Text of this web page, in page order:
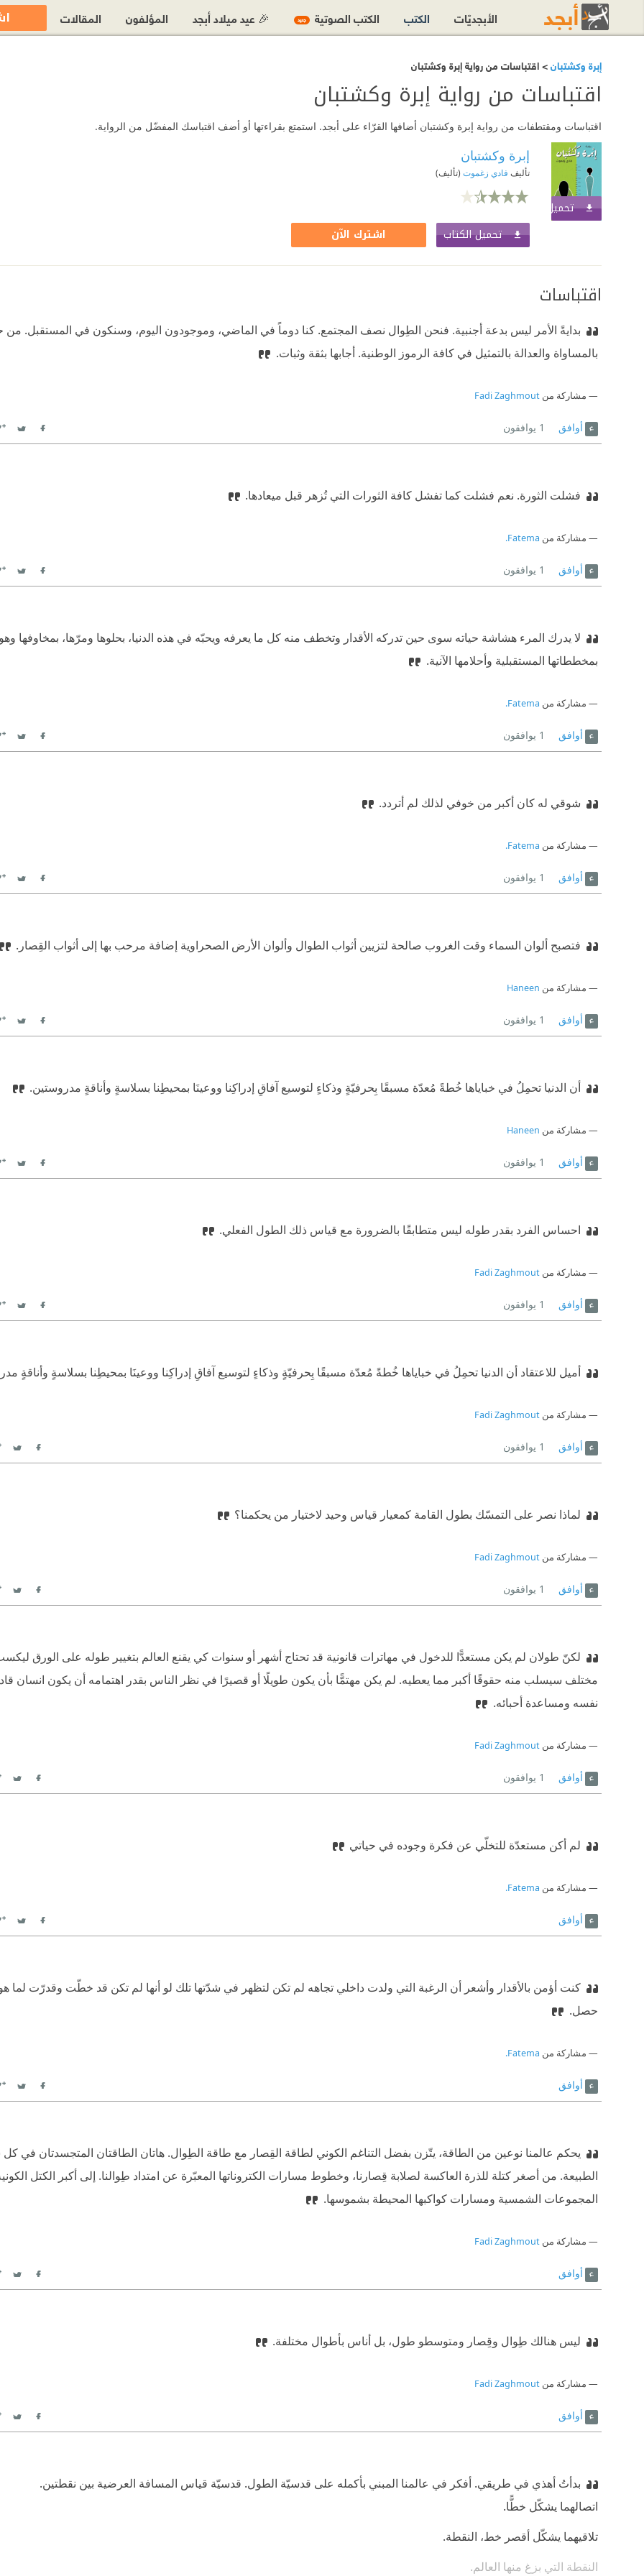
إبرة وكشتبان> اقتباسات من رواية إبرة وكشتبان
اقتباسات من رواية إبرة وكشتبان
اقتباسات ومقتطفات من رواية إبرة وكشتبان أضافها القرّاء على أبجد. استمتع بقراءتها أو أضف اقتباسك المفضّل من الرواية.
تحميل الكتاب اشترك الآن
إبرة وكشتبان
تأليف فادي زغموت (تأليف)
تحميل الكتاب اشترك الآن
اقتباسات
بدايةً الأمر ليس بدعة أجنبية. فنحن الطِوال نصف المجتمع. كنا دوماً في الماضي، وموجودون اليوم، وسنكون في المستقبل. من
بالمساواة والعدالة بالتمثيل في كافة الرموز الوطنية. أجابها بثقة وثبات.
مشاركة منFadi Zaghmout
Facebook
أوافق 1 يوافقون
فشلت الثورة. نعم فشلت كما تفشل كافة الثورات التي تُزهر قبل ميعادها.
مشاركة من Fatema.
Facebook
أوافق 1 يوافقون
لا يدرك المرء هشاشة حياته سوى حين تدركه الأقدار وتخطف منه كل ما يعرفه ويحبّه في هذه الدنيا، بحلوها ومرّها، بمخاوفها
بمخططاتها المستقبلية وأحلامها الآنية.
مشاركة من Fatema.
Facebook
أوافق 1 يوافقون
شوقي له كان أكبر من خوفي لذلك لم أتردد.
مشاركة من Fatema.
Facebook
أوافق 1 يوافقون
فتصبح ألوان السماء وقت الغروب صالحة لتزيين أثواب الطوال وألوان الأرض الصحراوية إضافة مرحب بها إلى أثواب القِصار.
مشاركة من Haneen
Facebook
أوافق 1 يوافقون
أن الدنيا تحمِلُ في خباياها خُطةً مُعدّة مسبقًا بِحرفيّةٍ وذكاءٍ لتوسيع آفاقِ إدراكِنا ووعينَا بمحيطِنا بسلاسةٍ وأناقةٍ مدروستين.
مشاركة من Haneen
Facebook
أوافق 1 يوافقون
احساس الفرد بقدر طوله ليس متطابقًا بالضرورة مع قياس ذلك الطول الفعلي.
مشاركة منFadi Zaghmout
Facebook
أوافق 1 يوافقون
أميل للاعتقاد أن الدنيا تحمِلُ في خباياها خُطةً مُعدّة مسبقًا بِحرفيّةٍ وذكاءٍ لتوسيع آفاقِ إدراكِنا ووعينَا بمحيطِنا بسلاسةٍ وأناقةٍ
مشاركة منFadi Zaghmout
أوافق 1 يوافقون
لماذا نصر على التمسّك بطول القامة كمعيار قياس وحيد لاختيار من يحكمنا؟
مشاركة منFadi Zaghmout
أوافق 1 يوافقون
لكنّ طولان لم يكن مستعدًّا للدخول في مهاترات قانونية قد تحتاج أشهر أو سنوات كي يقنع العالم بتغيير طوله على الورق
مختلف سيسلب منه حقوقًا أكبر مما يعطيه. لم يكن مهتمًّا بأن يكون طويلًا أو قصيرًا في نظر الناس بقدر اهتمامه أن يكون انسان
نفسه ومساعدة أحبائه.
مشاركة منFadi Zaghmout
أوافق 1 يوافقون
لم أكن مستعدّة للتخلّي عن فكرة وجوده في حياتي
مشاركة من Fatema.
Facebook
أوافق
كنت أؤمن بالأقدار وأشعر أن الرغبة التي ولدت داخلي تجاهه لم تكن لتظهر في شدّتها تلك لو أنها لم تكن قد خطّت وقدرّت لما
حصل.
مشاركة من Fatema.
Facebook
أوافق
يحكم عالمنا نوعين من الطاقة، يتّزن بفضل التناغم الكوني لطاقة القِصار مع طاقة الطِوال. هاتان الطاقتان المتجسدتان في
الطبيعة. من أصغر كتلة للذرة العاكسة لصلابة قِصارنا، وخطوط مسارات الكتروناتها المعبّرة عن امتداد طِوالنا. إلى أكبر الكتل
المجموعات الشمسية ومسارات كواكبها المحيطة بشموسها.
مشاركة منFadi Zaghmout
أوافق
ليس هنالك طِوال وقِصار ومتوسطو طول، بل أناس بأطوال مختلفة.
مشاركة منFadi Zaghmout
أوافق
بدأتُ أهذي في طريقي. أفكر في عالمنا المبني بأكمله على قدسيّة الطول. قدسيّة قياس المسافة العرضية بين نقطتين.
اتصالهما يشكّل خطًّا.
تلاقيهما يشكّل أقصر خط، النقطة.
النقطة التي بزغ منها العالم.
الأبجديّات الكتب الكتب الصوتية جديد 🎉 عيد ميلاد أبجد المؤلفون المقالات